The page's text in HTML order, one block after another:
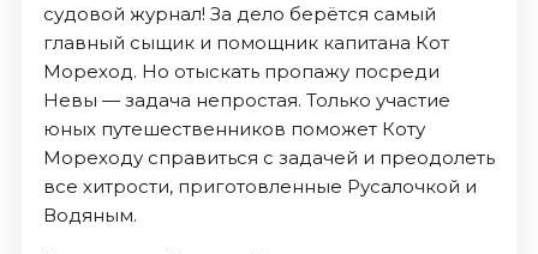
судовой журнал! За дело берётся самый
главный сыщик и помощник капитана Кот
Мореход. Но отыскать пропажу посреди
Невы — задача непростая. Только участие
юных путешественников поможет Коту
Мореходу справиться с задачей и преодолеть
все хитрости, приготовленные Русалочкой и
Водяным.